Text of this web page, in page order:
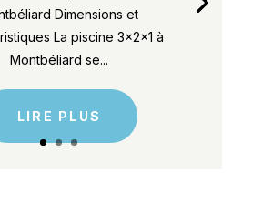
Dimensions et
La piscine 3x2x1 à
Montbéliard se...
LIRE PLUS